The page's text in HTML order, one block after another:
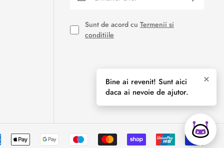
Sunt de acord cu Termenii si
conditiile
×
Bine ai revenit! Sunt aici
daca ai nevoie de ajutor.
Verificare status comandă